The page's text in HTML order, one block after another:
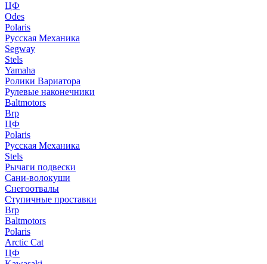
ЦФ
Odes
Polaris
Русская Механика
Segway
Stels
Yamaha
Ролики Вариатора
Рулевые наконечники
Baltmotors
Brp
ЦФ
Polaris
Русская Механика
Stels
Рычаги подвески
Сани-волокуши
Снегоотвалы
Ступичные проставки
Brp
Baltmotors
Polaris
Arctic Cat
ЦФ